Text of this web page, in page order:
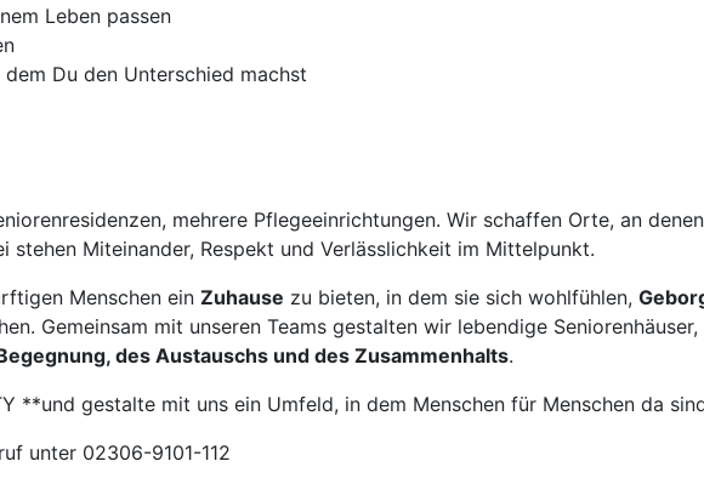
Leben passen
Du den Unterschied machst
mehrere Pflegeeinrichtungen. Wir schaffen Orte, an denen
stehen Miteinander, Respekt und Verlässlichkeit im Mittelpunkt.
Menschen ein Zuhause zu bieten, in dem sie sich wohlfühlen,
Gemeinsam mit unseren Teams gestalten wir lebendige
des Austauschs und des Zusammenhalts.
**und gestalte mit uns ein Umfeld, in dem Menschen für Menschen da
unter 02306-9101-112